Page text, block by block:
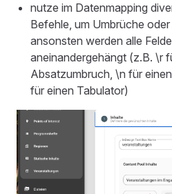
nutze im Datenmapping
Befehle, um Umbrüche
ansonsten werden alle
aneinandergehängt (z.B. \r
Absatzumbruch, \n für
für einen Tabulator)